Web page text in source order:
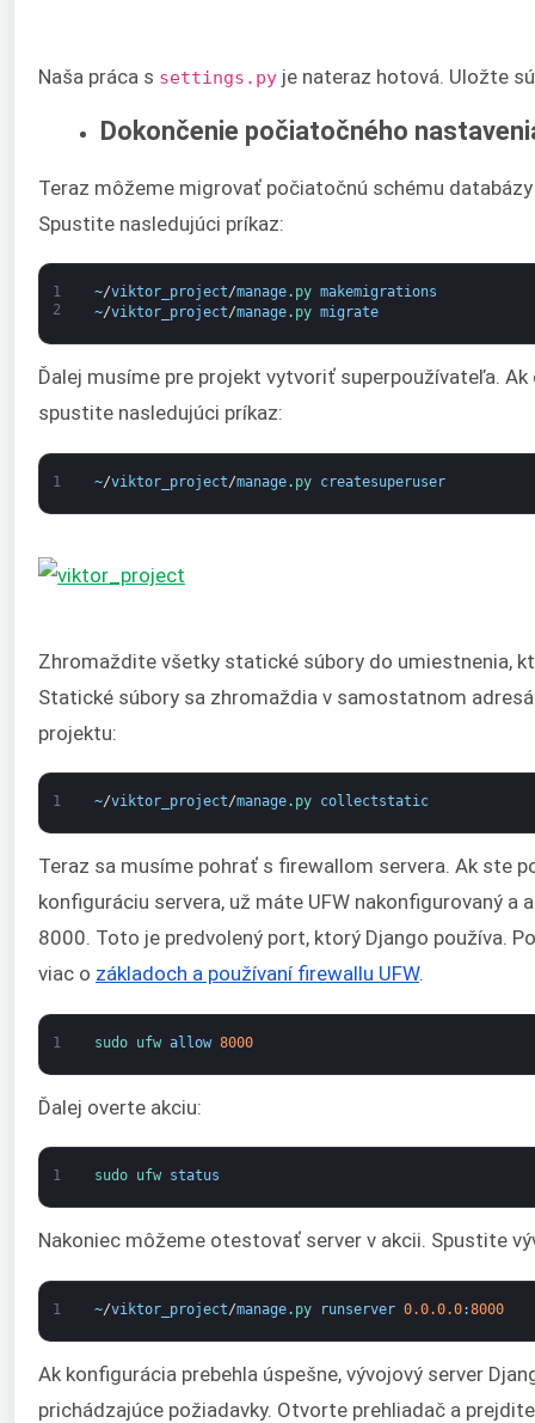
Naša práca s settings.py je nateraz hotová. Uložte
Dokončenie počiatočného
Teraz môžeme migrovať počiatočnú schému
Spustite nasledujúci príkaz:
1
2
~/viktor_project/manage. py makemigrations
~/viktor_project/manage. py migrate
Ďalej musíme pre projekt vytvoriť superpoužívateľa.
spustite nasledujúci príkaz:
1 ~/viktor_project/manage. py createsuperuser
Zhromaždite všetky statické súbory do umiestnenia,
Statické súbory sa zhromaždia v samostatnom
projektu:
1 ~/viktor_project/manage. py collectstatic
Teraz sa musíme pohrať s firewallom servera. Ak ste
konfiguráciu servera, už máte UFW nakonfigurovaný a
8000. Toto je predvolený port, ktorý Django používa.
viac o základoch a používaní firewallu UFW.
1 sudo ufw allow 8000
Ďalej overte akciu:
1 sudo ufw status
Nakoniec môžeme otestovať server v akcii. Spustite
1 ~/viktor_project/manage. py runserver 0.0.0.0:8000
Ak konfigurácia prebehla úspešne, vývojový server
prichádzajúce požiadavky. Otvorte prehliadač a